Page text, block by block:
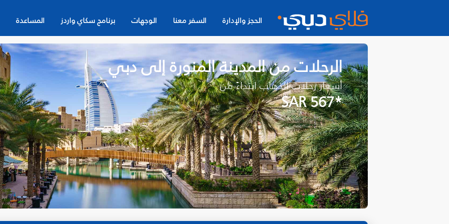
الحجز والإدارة السفر معنا الوجهات برنامج سكاي واردز المساعدة
الرحلات من المدينة المنورة إلى دبي
أسعار رحلات الذهاب ابتداءً من
*SAR 567